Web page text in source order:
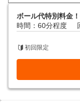
ボール代特別料金
時間：60分程度
初回限定